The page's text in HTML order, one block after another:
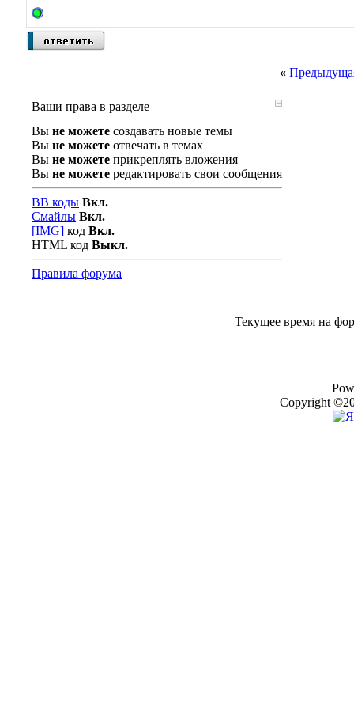
«
Ваши права в разделе
Вы не можете создавать новые темы
Вы не можете отвечать в темах
Вы не можете прикреплять вложения
Вы не можете редактировать свои сообщения
BB коды Вкл.
Смайлы Вкл.
[IMG] код Вкл.
HTML код Выкл.
Правила форума
Текущее время на
Copyright